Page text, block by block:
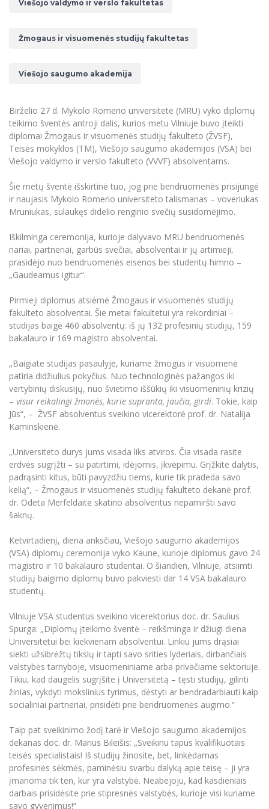
Universiteto teatras
Novikas)
Neformaliuoju ir (ar) savišvietos būdu įgytų
Studijų organizavimas
Erasmus+ mobilumas praktikoms (SMP)
Partnerystės
Azijos centras
Frankofoniškų šalių studijų centras
Žmogaus, aplinkos ir technologijų (HET)
Akademinė leidyba
Mokymų LAB
Mokslo naujienos
Kasmetiniai mokslo renginiai
Akademinė etika
Darbas MRU
Atributika
Naujienos
Studentams
Studentams
Darbuotojams
Partnerystės
Vilniaus Karaliaus Sedžiongo institutas
Frankofoniškų šalių studijų centras
Darbuotojams
Partnerystės
Azijos centras
Frankofoniškų šalių studijų centras
Darnus vystymasis
Privatumo politika
Negalia ir individualieji poreikiai
Viešai skelbiama informacija
Parama Ukrainai
Civilinė sauga
Korupcijos prevencija
Bakalauro studijos
Vadovų MBA
Teisės LL.M.
Papildomosios studijos
Pedagogų rengimas
Doktorantūros studijos
Privačių interesų deklaravimas
Informacija naujiems darbuotojams
Darbuotojų Moodle (kompetencijų tobulinimui)
Studijų tvarkaraštis
Informacinė sistema "Studijos"
Darbuotojų elektroninis paštas
Daugiafaktorinė autentifikacija universiteto
darbuotojams (MFA)
Mokslininkų profiliai "CRIS"
Bendruomenės gerovė
Darbuotojų kvalifikacijos kėlimas
MRU norminių teisės aktų duomenų bazė
Intranetas
MRU mobilios programėlės
Pagalbos sistema
Profesinė sąjunga
Viešojo valdymo ir verslo fakultetas
Žmogaus ir visuomenės studijų fakultetas
Viešojo saugumo akademija
Birželio 27 d. Mykolo Romerio universitete (MRU) vyko diplomų
teikimo šventės antroji dalis, kurios metu Vilniuje buvo įteikti
diplomai Žmogaus ir visuomenės studijų fakulteto (ŽVSF),
Teisės mokyklos (TM), Viešojo saugumo akademijos (VSA) bei
Viešojo valdymo ir verslo fakulteto (VVVF) absolventams.
Šie metų šventė išskirtinė tuo, jog prie bendruomenės prisijungė
ir naujasis Mykolo Romerio universiteto talismanas – voveriukas
Mruniukas, sulaukęs didelio renginio svečių susidomėjimo.
Iškilminga ceremonija, kurioje dalyvavo MRU bendruomenės
nariai, partneriai, garbūs svečiai, absolventai ir jų artimieji,
prasidėjo nuo bendruomenės eisenos bei studentų himno –
„Gaudeamus igitur“.
Pirmieji diplomus atsiėmė Žmogaus ir visuomenės studijų
fakulteto absolventai. Šie metai fakultetui yra rekordiniai –
studijas baigė 460 absolventų: iš jų 132 profesinių studijų, 159
bakalauro ir 169 magistro absolventai.
„Baigiate studijas pasaulyje, kuriame žmogus ir visuomenė
patiria didžiulius pokyčius. Nuo technologinės pažangos iki
vertybinių diskusijų, nuo švietimo iššūkių iki visuomeninių krizių
– visur reikalingi žmonės, kurie supranta, jaučia, girdi. Tokie, kaip
Jūs“, – ŽVSF absolventus sveikino vicerektorė prof. dr. Natalija
Kaminskienė.
„Universiteto durys jums visada liks atviros. Čia visada rasite
erdvės sugrįžti – su patirtimi, idėjomis, įkvėpimu. Grįžkite dalytis,
padrąsinti kitus, būti pavyzdžiu tiems, kurie tik pradeda savo
kelią“, – Žmogaus ir visuomenės studijų fakulteto dekanė prof.
dr. Odeta Merfeldaitė skatino absolventus nepamiršti savo
šaknų.
Ketvirtadienį, diena anksčiau, Viešojo saugumo akademijos
(VSA) diplomų ceremonija vyko Kaune, kurioje diplomus gavo 24
magistro ir 10 bakalauro studentai. O šiandien, Vilniuje, atsiimti
studijų baigimo diplomų buvo pakviesti dar 14 VSA bakalauro
studentų.
Vilniuje VSA studentus sveikino vicerektorius doc. dr. Saulius
Spurga: „Diplomų įteikimo šventė – reikšminga ir džiugi diena
Universitetui bei kiekvienam absolventui. Linkiu jums drąsiai
siekti užsibrėžtų tikslų ir tapti savo srities lyderiais, dirbančiais
valstybės tarnyboje, visuomeniniame arba privačiame sektoriuje.
Tikiu, kad daugelis sugrįšite į Universitetą – tęsti studijų, gilinti
žinias, vykdyti mokslinius tyrimus, dėstyti ar bendradarbiauti kaip
socialiniai partneriai, prisidėti prie bendruomenės augimo.“
Taip pat sveikinimo žodį tarė ir Viešojo saugumo akademijos
dekanas doc. dr. Marius Bileišis: „Sveikinu tapus kvalifikuotais
teisės specialistais! Iš studijų žinosite, bet, linkėdamas
profesinės sėkmės, paminėsiu svarbu dalyką apie teisę – ji yra
įmanoma tik ten, kur yra valstybė. Neabejoju, kad kasdieniais
darbais prisidėsite prie stipresnės valstybės, kurioje visi kuriame
savo gyvenimus!“